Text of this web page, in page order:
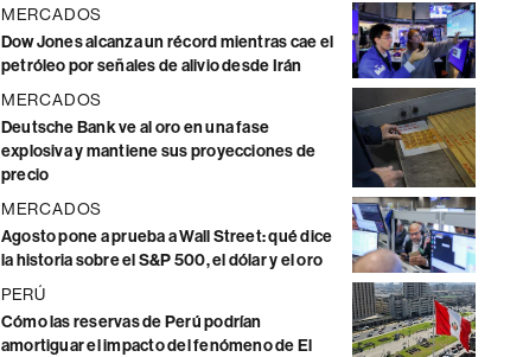
MERCADOS
Dow Jones alcanza un récord mientras cae el
petróleo por señales de alivio desde Irán
MERCADOS
Deutsche Bank ve al oro en una fase
explosiva y mantiene sus proyecciones de
precio
MERCADOS
Agosto pone a prueba a Wall Street: qué dice
la historia sobre el S&P 500, el dólar y el oro
PERÚ
Cómo las reservas de Perú podrían
amortiguar el impacto del fenómeno de El